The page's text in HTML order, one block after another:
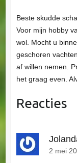
Beste skudde
Voor mijn hobby
wol. Mocht u
geschoren
af willen nemen.
het graag even.
Reacties
2 mei